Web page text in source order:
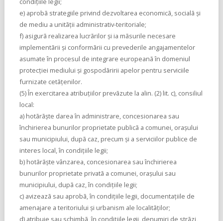
e) aprobã strategiile privind dezvoltarea economicã, socialã şi
de mediu a unitãţii administrativ-teritoriale;
f) asigurã realizarea lucrãrilor şi ia mãsurile necesare
implementãrii şi conformãrii cu prevederile angajamentelor
asumate în procesul de integrare europeanã în domeniul
protecţiei mediului şi gospodãririi apelor pentru serviciile
furnizate cetãţenilor.
(5) În exercitarea atribuţiilor prevãzute la alin. (2) lit. c), consiliul
local:
a) hotãrãşte darea în administrare, concesionarea sau
închirierea bunurilor proprietate publicã a comunei, oraşului
sau municipiului, dupã caz, precum şi a serviciilor publice de
interes local, în condiţiile legii;
b) hotãrãşte vânzarea, concesionarea sau închirierea
bunurilor proprietate privatã a comunei, oraşului sau
municipiului, dupã caz, în condiţiile legii;
c) avizeazã sau aprobã, în condiţiile legii, documentaţiile de
amenajare a teritoriului şi urbanism ale localitãţilor;
d) atribuie sau schimbã, în condiţiile legii, denumiri de strãzi,